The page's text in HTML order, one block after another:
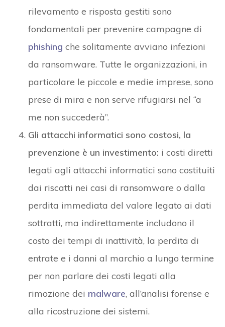
rilevamento e risposta gestiti sono
fondamentali per prevenire campagne di
phishing che solitamente avviano infezioni
da ransomware. Tutte le organizzazioni, in
particolare le piccole e medie imprese, sono
prese di mira e non serve rifugiarsi nel “a
me non succederà”.
Gli attacchi informatici sono costosi, la
prevenzione è un investimento: i costi diretti
legati agli attacchi informatici sono costituiti
dai riscatti nei casi di ransomware o dalla
perdita immediata del valore legato ai dati
sottratti, ma indirettamente includono il
costo dei tempi di inattività, la perdita di
entrate e i danni al marchio a lungo termine
per non parlare dei costi legati alla
rimozione dei malware, all’analisi forense e
alla ricostruzione dei sistemi.